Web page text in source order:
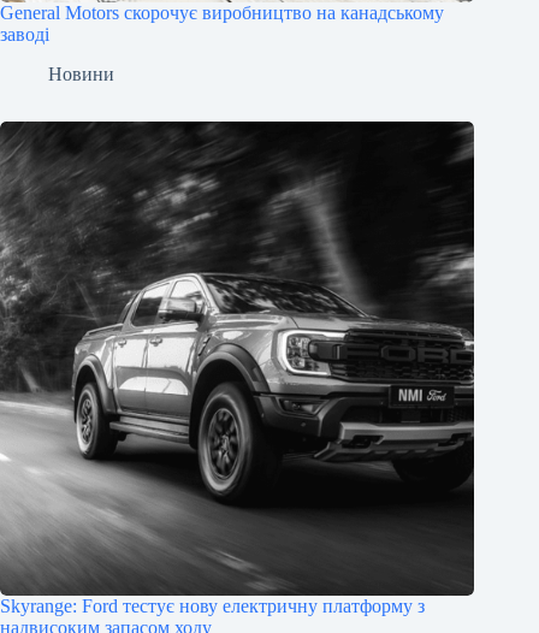
General Motors скорочує виробництво на канадському
заводі
Новини
Skyrange: Ford тестує нову електричну платформу з
надвисоким запасом ходу